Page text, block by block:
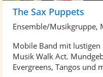
The Sax Puppets
Mobile Band mit lustigen
Musik Walk Act.
Evergreens, Tangos und